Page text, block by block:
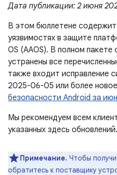
Дата публикации: 2 июня
В этом бюллетене
уязвимостях в защите
OS (AAOS). В полном пакете
устранены все
также входит исправление
2025-06-05 или более
безопасности Android за
Мы рекомендуем всем
указанных здесь обновлений.
Примечание. Чтобы
обратитесь к поставщику